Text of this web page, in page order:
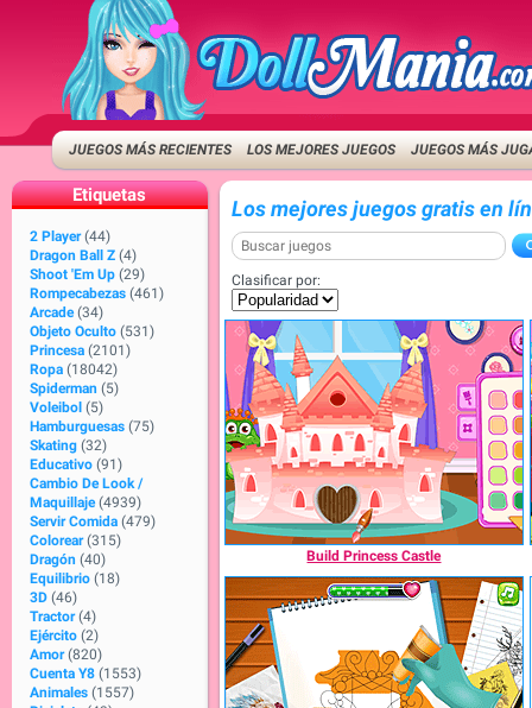
JUEGOS MÁS RECIENTES LOS MEJORES JUEGOS JUEGOS MÁS
Etiquetas
2 Player (44)
Dragon Ball Z (4)
Shoot 'Em Up (29)
Rompecabezas (461)
Arcade (34)
Objeto Oculto (531)
Princesa (2101)
Ropa (18042)
Spiderman (5)
Voleibol (5)
Hamburguesas (75)
Skating (32)
Educativo (91)
Cambio De Look /
Maquillaje (4939)
Servir Comida (479)
Colorear (315)
Dragón (40)
Equilibrio (18)
3D (46)
Tractor (4)
Ejército (2)
Amor (820)
Cuenta Y8 (1553)
Animales (1557)
Los mejores juegos gratis en
Clasificar por:
Build Princess Castle